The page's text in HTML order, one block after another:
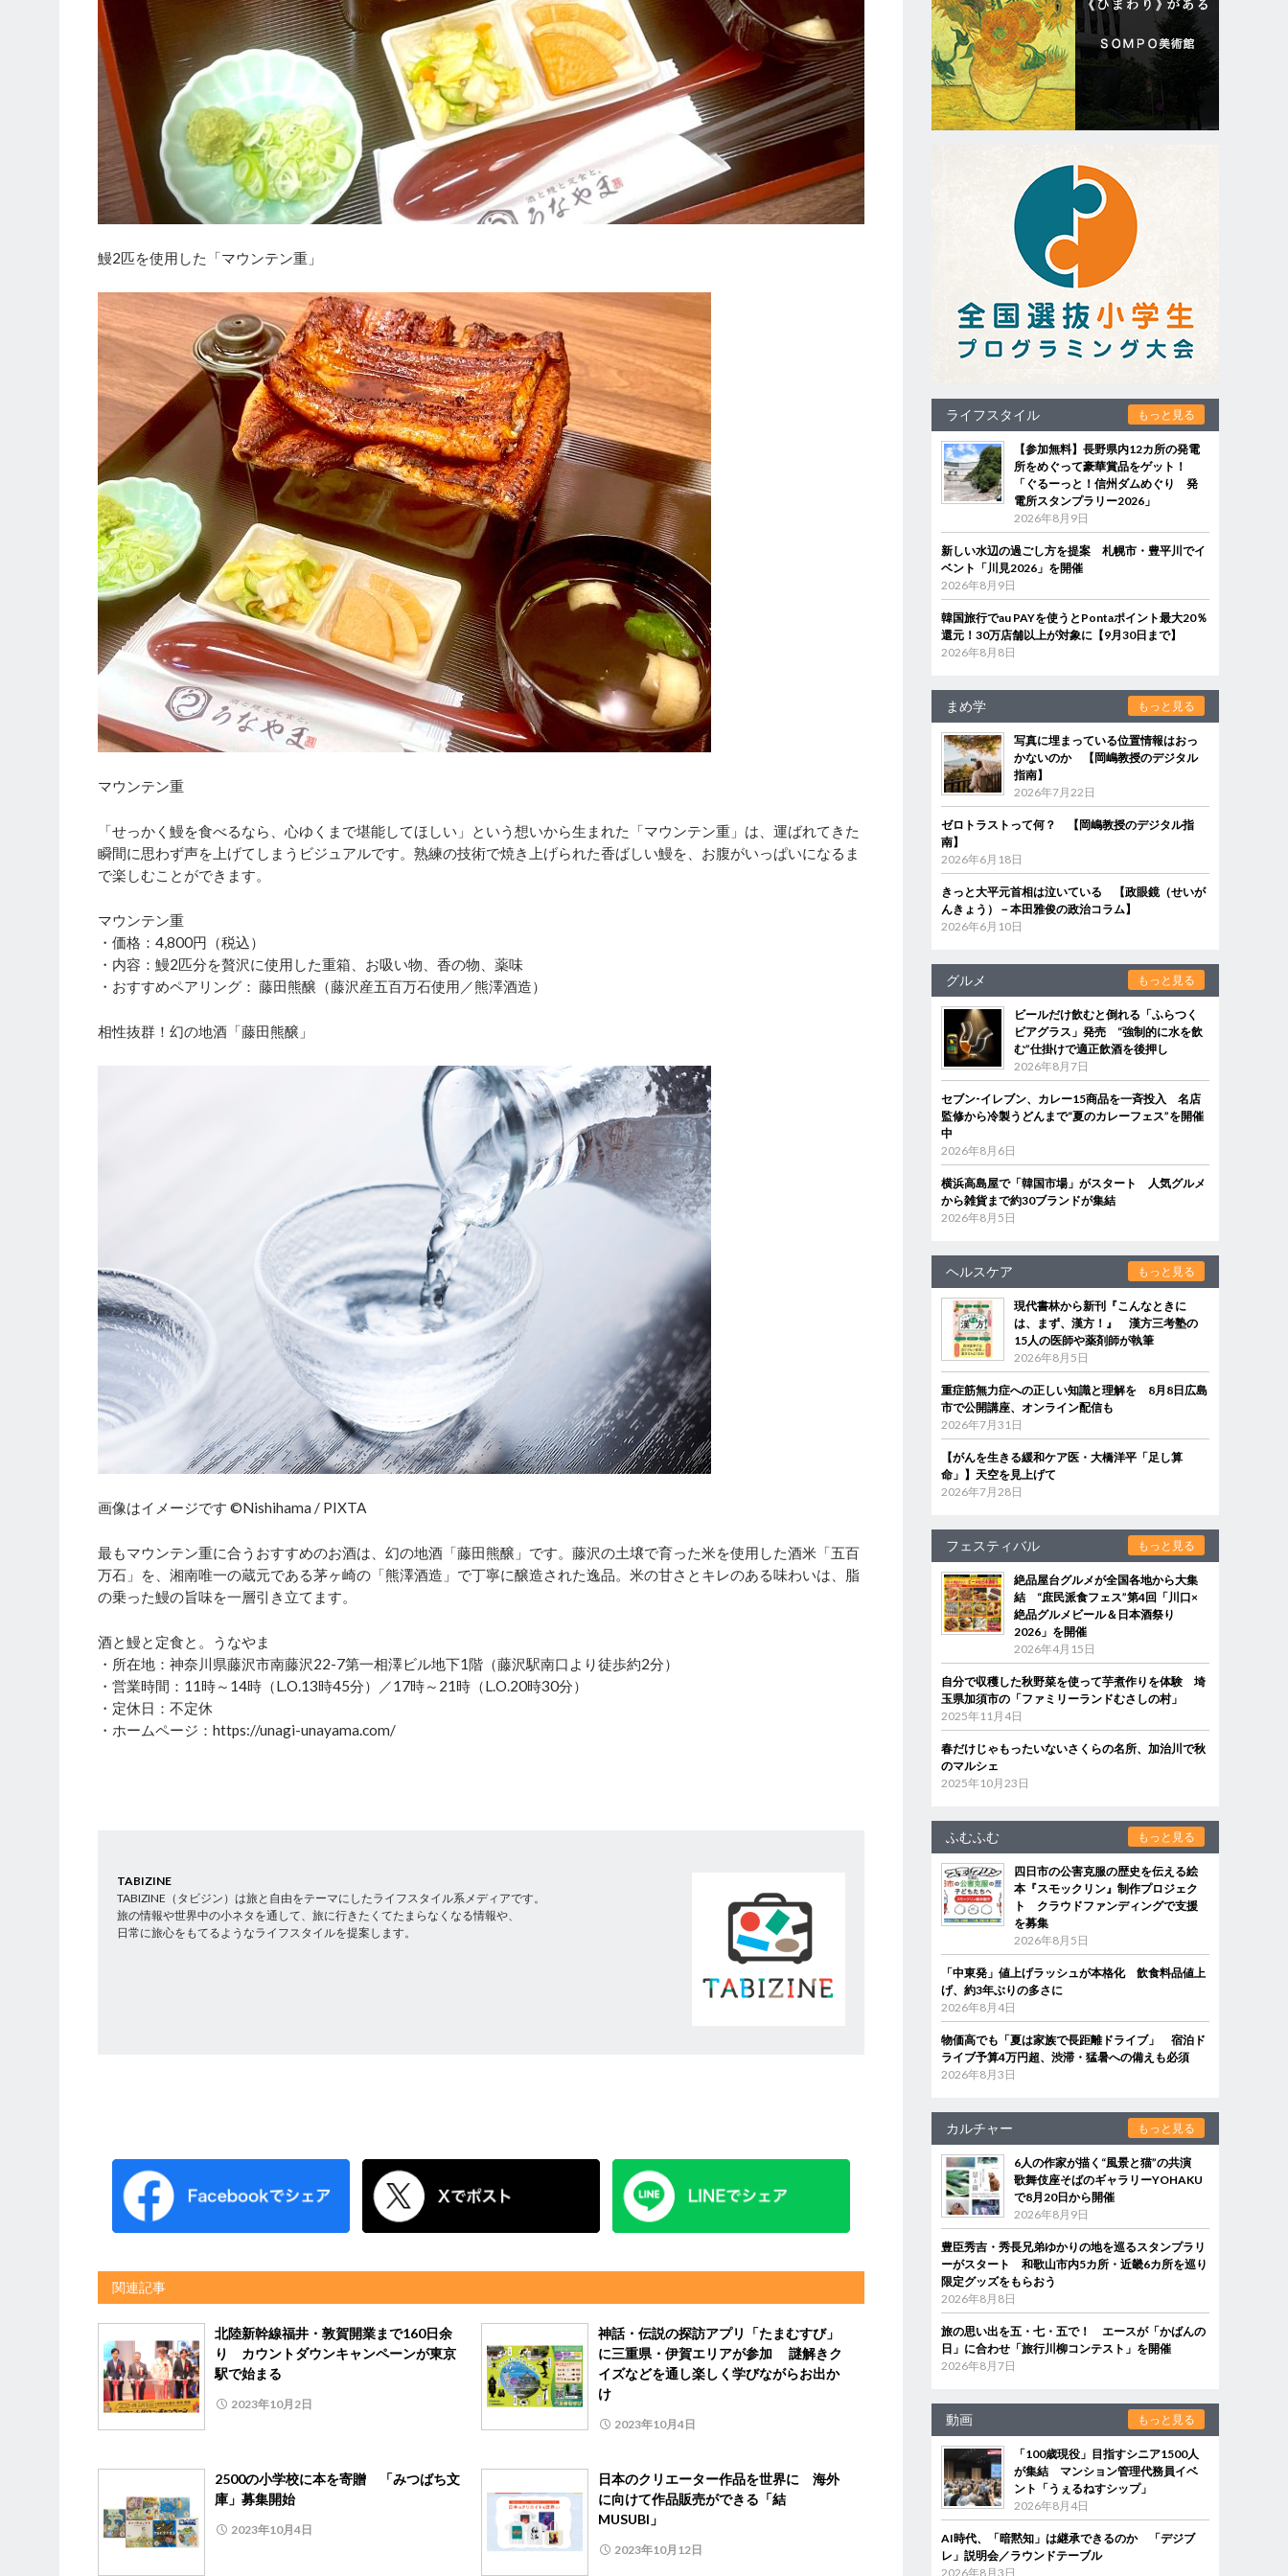
鰻2匹を使用した「マウンテン重」
マウンテン重
「せっかく鰻を食べるなら、心ゆくまで堪能してほしい」という想いから生まれた「マウンテン重」は、運ばれてきた
瞬間に思わず声を上げてしまうビジュアルです。熟練の技術で焼き上げられた香ばしい鰻を、お腹がいっぱいになるま
で楽しむことができます。
マウンテン重
・価格：4,800円（税込）
・内容：鰻2匹分を贅沢に使用した重箱、お吸い物、香の物、薬味
・おすすめペアリング： 藤田熊醸（藤沢産五百万石使用／熊澤酒造）
相性抜群！幻の地酒「藤田熊醸」
画像はイメージです ©Nishihama / PIXTA
最もマウンテン重に合うおすすめのお酒は、幻の地酒「藤田熊醸」です。藤沢の土壌で育った米を使用した酒米「五百
万石」を、湘南唯一の蔵元である茅ヶ崎の「熊澤酒造」で丁寧に醸造された逸品。米の甘さとキレのある味わいは、脂
の乗った鰻の旨味を一層引き立てます。
酒と鰻と定食と。うなやま
・所在地：神奈川県藤沢市南藤沢22-7第一相澤ビル地下1階（藤沢駅南口より徒歩約2分）
・営業時間：11時～14時（L.O.13時45分）／17時～21時（L.O.20時30分）
・定休日：不定休
・ホームページ：https://unagi-unayama.com/
TABIZINE
TABIZINE（タビジン）は旅と自由をテーマにしたライフスタイル系メディアです。
旅の情報や世界中の小ネタを通して、旅に行きたくてたまらなくなる情報や、
日常に旅心をもてるようなライフスタイルを提案します。
関連記事
北陸新幹線福井・敦賀開業まで160日余
り カウントダウンキャンペーンが東京
駅で始まる
2023年10月2日
神話・伝説の探訪アプリ「たまむすび」
に三重県・伊賀エリアが参加 謎解きク
イズなどを通し楽しく学びながらお出か
け
2023年10月4日
2500の小学校に本を寄贈 「みつばち文
庫」募集開始
2023年10月4日
日本のクリエーター作品を世界に 海外
に向けて作品販売ができる「結
MUSUBI」
2023年10月12日
ライフスタイル もっと見る
【参加無料】長野県内12カ所の発電
所をめぐって豪華賞品をゲット！
「ぐるーっと！信州ダムめぐり 発
電所スタンプラリー2026」
2026年8月9日
新しい水辺の過ごし方を提案 札幌市・豊平川でイ
ベント「川見2026」を開催
2026年8月9日
韓国旅行でau PAYを使うとPontaポイント最大20％
還元！30万店舗以上が対象に【9月30日まで】
2026年8月8日
まめ学 もっと見る
写真に埋まっている位置情報はおっ
かないのか 【岡嶋教授のデジタル
指南】
2026年7月22日
ゼロトラストって何？ 【岡嶋教授のデジタル指
南】
2026年6月18日
きっと大平元首相は泣いている 【政眼鏡（せいが
んきょう）－本田雅俊の政治コラム】
2026年6月10日
グルメ もっと見る
ビールだけ飲むと倒れる「ふらつく
ビアグラス」発売 “強制的に水を飲
む”仕掛けで適正飲酒を後押し
2026年8月7日
セブン‐イレブン、カレー15商品を一斉投入 名店
監修から冷製うどんまで“夏のカレーフェス”を開催
中
2026年8月6日
横浜高島屋で「韓国市場」がスタート 人気グルメ
から雑貨まで約30ブランドが集結
2026年8月5日
ヘルスケア もっと見る
現代書林から新刊『こんなときに
は、まず、漢方！』 漢方三考塾の
15人の医師や薬剤師が執筆
2026年8月5日
重症筋無力症への正しい知識と理解を 8月8日広島
市で公開講座、オンライン配信も
2026年7月31日
【がんを生きる緩和ケア医・大橋洋平「足し算
命」】天空を見上げて
2026年7月28日
フェスティバル もっと見る
絶品屋台グルメが全国各地から大集
結 “庶民派食フェス”第4回「川口×
絶品グルメビール＆日本酒祭り
2026」を開催
2026年4月15日
自分で収穫した秋野菜を使って芋煮作りを体験 埼
玉県加須市の「ファミリーランドむさしの村」
2025年11月4日
春だけじゃもったいないさくらの名所、加治川で秋
のマルシェ
2025年10月23日
ふむふむ もっと見る
四日市の公害克服の歴史を伝える絵
本『スモックリン』制作プロジェク
ト クラウドファンディングで支援
を募集
2026年8月5日
「中東発」値上げラッシュが本格化 飲食料品値上
げ、約3年ぶりの多さに
2026年8月4日
物価高でも「夏は家族で長距離ドライブ」 宿泊ド
ライブ予算4万円超、渋滞・猛暑への備えも必須
2026年8月3日
カルチャー もっと見る
6人の作家が描く“風景と猫”の共演
歌舞伎座そばのギャラリーYOHAKU
で8月20日から開催
2026年8月9日
豊臣秀吉・秀長兄弟ゆかりの地を巡るスタンプラリ
ーがスタート 和歌山市内5カ所・近畿6カ所を巡り
限定グッズをもらおう
2026年8月8日
旅の思い出を五・七・五で！ エースが「かばんの
日」に合わせ「旅行川柳コンテスト」を開催
2026年8月7日
動画 もっと見る
「100歳現役」目指すシニア1500人
が集結 マンション管理代務員イベ
ント「うぇるねすシップ」
2026年8月4日
AI時代、「暗黙知」は継承できるのか 「デジブ
レ」説明会／ラウンドテーブル
2026年8月3日